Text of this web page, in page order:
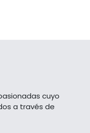
cuyo
a través de